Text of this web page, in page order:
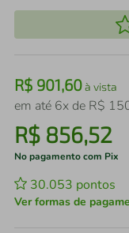
R$ 901,60à vista
em até 6x de R$
R$ 856,52
No pagamento com Pix
30.053 pontos
Ver formas de